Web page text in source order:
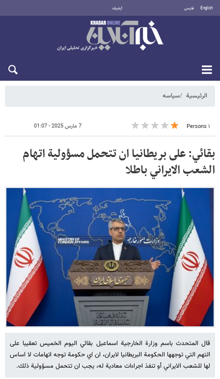
English فارسی أرشيف
الرئيسية سیاسه
١ Persons 7 مارس 2025 - 01:07
بقائي: على بريطانيا ان تتحمل مسؤولية اتهام
الشعب الايراني باطلا
قال المتحدث باسم وزارة الخارجية اسماعيل بقائي اليوم الخميس تعقيبا على
التهم التي توجهها الحكومة البريطانيا لايران، ان اي حكومة توجه اتهامات لا اساس
لها للشعب الايراني أو تنفذ اجراءات معادية له، يجب ان تتحمل مسؤولية ذلك.